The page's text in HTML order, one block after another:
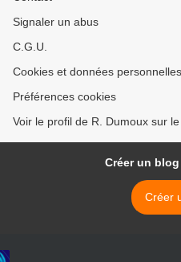
Signaler un abus
C.G.U.
Cookies et données personnelles
Préférences cookies
Voir le profil de R. Dumoux sur
Créer un
Créer